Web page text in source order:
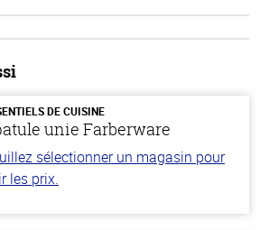
DE CUISINE
unie Farberware
sélectionner un magasin pour
les prix.